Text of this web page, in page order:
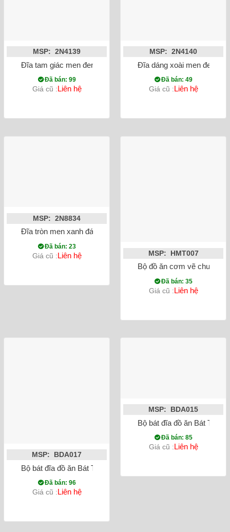
MSP: 2N4139
Đĩa tam giác men đen hỏa biến
Đã bán: 99
Giá cũ :Liên hệ
MSP: 2N4140
Đĩa dáng xoài men đen
Đã bán: 49
Giá cũ :Liên hệ
MSP: 2N8834
Đĩa tròn men xanh đá hỏa biến 25cm
Đã bán: 23
Giá cũ :Liên hệ MSP: HMT007
Bộ đồ ăn cơm vẽ chuồn
Đã bán: 35
Giá cũ :Liên hệ
MSP: BDA017
Bộ bát đĩa đồ ăn Bát Tràng men kem vẽ hoa đào đỏ
Đã bán: 96
Giá cũ :Liên hệ
MSP: BDA015
Bộ bát đĩa đồ ăn Bát
Đã bán: 85
Giá cũ :Liên hệ